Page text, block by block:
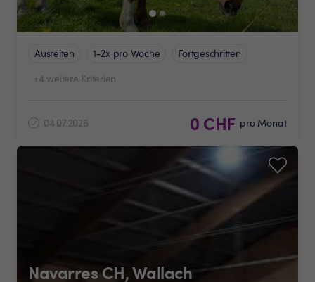
Ausreiten 1-2x pro Woche
Fortgeschritten
+4 weitere Kriterien
04.07.2026 0 CHF pro Monat
Navarres CH, Wallach